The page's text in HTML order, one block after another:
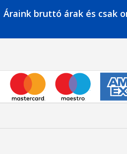
Áraink bruttó árak és csak